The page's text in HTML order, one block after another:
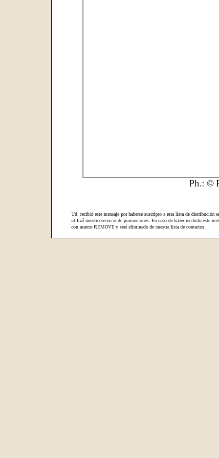
Ph.: ©
Ud. recibió este mensaje por haberse suscripto a esta lista de distribución
utilizó nuestro servicio de promociones. En caso de haber recibido este
con asunto REMOVE y será eliminado de nuestra lista de contactos.